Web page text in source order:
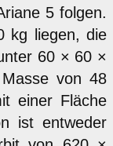
5 folgen.
kg liegen, die
60 × 60 ×
von 48
einer Fläche
ist entweder